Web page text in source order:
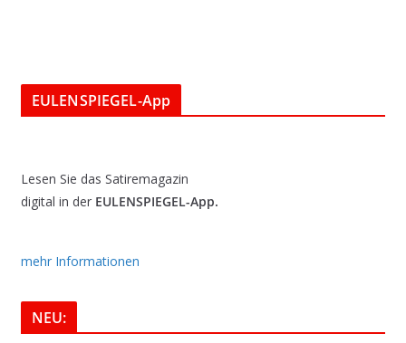
EULENSPIEGEL-App
Lesen Sie das Satiremagazin
digital in der EULENSPIEGEL-App.
mehr Informationen
NEU: